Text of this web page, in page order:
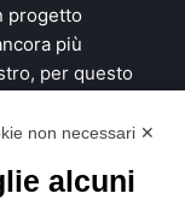
progetto
più
per questo
di soluzioni
non necessari ✕
alcuni